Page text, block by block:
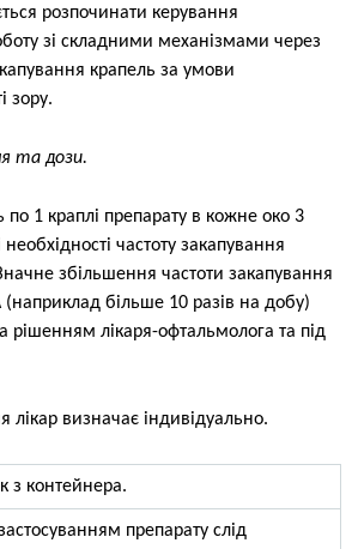
розпочинати керування
зі складними механізмами через
крапель за умови
зору.
та дози.
по 1 краплі препарату в кожне око 3
частоту закапування
збільшення частоти закапування
більше 10 разів на добу)
рішенням лікаря-офтальмолога та під
лікар визначає індивідуально.
з контейнера.
препарату слід